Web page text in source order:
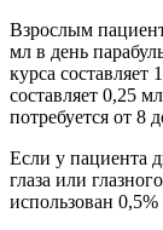
Взрослым
мл в день
курса составляет
составляет 0,25
потребуется от 8
Если у пациента
глаза или
использован